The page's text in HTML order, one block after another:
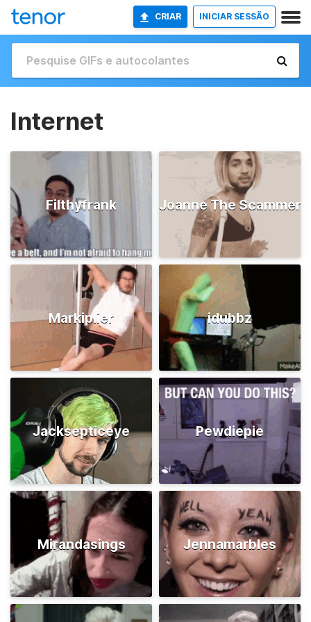
CRIAR INICIAR SESSÃO
Internet
Filthyfrank Joanne The Scammer
Markiplier idubbz
Jacksepticeye Pewdiepie
Mirandasings Jennamarbles